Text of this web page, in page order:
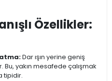
Özellikler:
Dar ışın yerine geniş
Bu, yakın mesafede çalışmak
tipidir.